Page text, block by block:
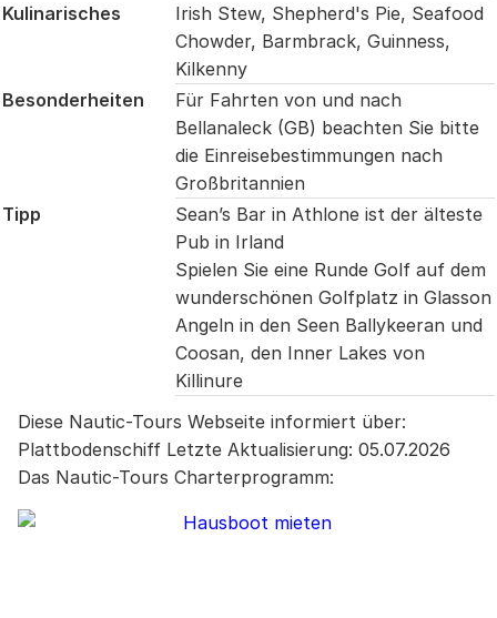
Kulinarisches
Irish Stew, Shepherd's Pie, Seafood
Chowder, Barmbrack, Guinness,
Kilkenny
Besonderheiten
Für Fahrten von und nach
Bellanaleck (GB) beachten Sie bitte
die Einreisebestimmungen nach
Großbritannien
Tipp
Sean’s Bar in Athlone ist der älteste
Pub in Irland
Spielen Sie eine Runde Golf auf dem
wunderschönen Golfplatz in Glasson
Angeln in den Seen Ballykeeran und
Coosan, den Inner Lakes von
Killinure
Diese Nautic-Tours Webseite informiert über:
Plattbodenschiff Letzte Aktualisierung: 05.07.2026
Das Nautic-Tours Charterprogramm: